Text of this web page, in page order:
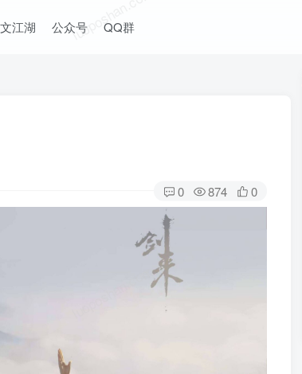
江湖 公众号 QQ群
0 874 0
luoposhan.com
luoposhan.com